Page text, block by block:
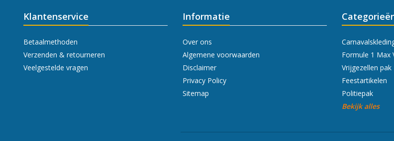
Klantenservice
Betaalmethoden
Verzenden & retourneren
Veelgestelde vragen
Informatie
Over ons
Algemene voorwaarden
Disclaimer
Privacy Policy
Sitemap
Formule 1 Max
Vrijgezellen pak
Feestartikelen
Politiepak
Bekijk alles